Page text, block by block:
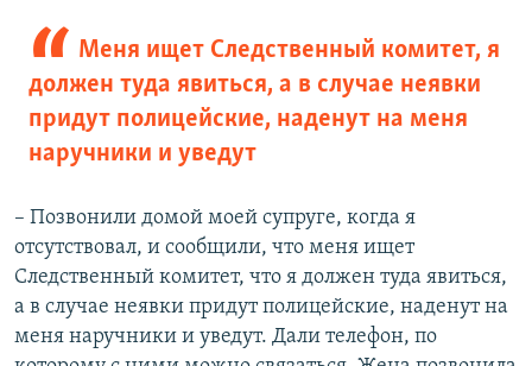
Меня ищет Следственный комитет, я
должен туда явиться, а в случае неявки
придут полицейские, наденут на меня
наручники и уведут
– Позвонили домой моей супруге, когда я
отсутствовал, и сообщили, что меня ищет
Следственный комитет, что я должен туда явиться,
а в случае неявки придут полицейские, наденут на
меня наручники и уведут. Дали телефон, по